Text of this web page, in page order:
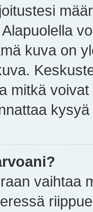
kuva on
mitkä
vaihtaa